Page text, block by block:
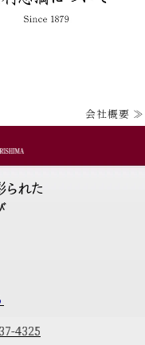
会社概要 ≫
られた
4325